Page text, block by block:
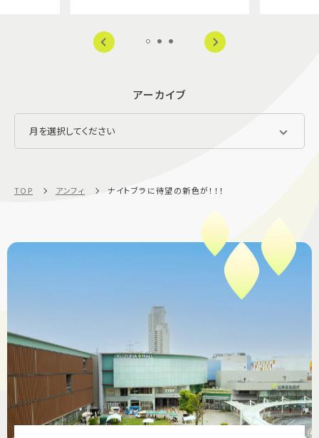
アーカイブ
TOP アンフィ ナイトブラに待望の新色が！！！